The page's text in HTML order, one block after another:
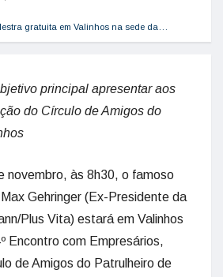
gratuita em Valinhos na sede da…
principal apresentar aos
do Círculo de Amigos do
novembro, às 8h30, o famoso
Gehringer (Ex-Presidente da
Plus Vita) estará em Valinhos
Encontro com Empresários,
de Amigos do Patrulheiro de